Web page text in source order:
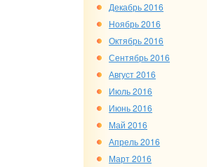
Декабрь 2016
Ноябрь 2016
Октябрь 2016
Сентябрь 2016
Август 2016
Июль 2016
Июнь 2016
Май 2016
Апрель 2016
Март 2016